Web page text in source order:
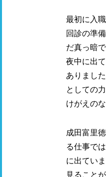
最初に入
回診の準
だ真っ暗
夜中に出
ありまし
としての
けがえの
成田富里
る仕事で
に出てい
見ること